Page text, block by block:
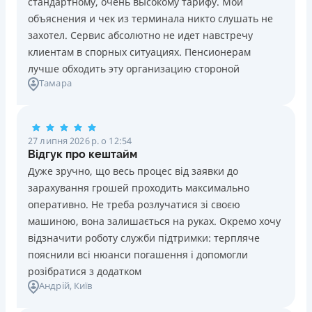
Ліцензія НБУ №10
Вся інформація про кредит
Знижена процентна ставка 0,01% в день для нових
клієнтів на період від 3 до 30 днів (після цього діє
стандартна ставка 1%)
Запитуються лише дані паспорта, ІПН, номер
банківської картки й телефону
Оформляються кредити онлайн 24/7. Розглядаються
кредитною історією
Переказуються гроші на банківську картку відразу
після підписання електронного договору про надання
кредиту
Даруються знижки до -99% постійним клієнтам на
майбутні кредити згідно з програмою лояльності
Програма лояльності для постійних клієнтів
Цілодобова підтримка в Viber, Telegram, Facebook
Недоліки
Нема кредиту для юросіб (ФОП)
объяснения и чек из терминала никто слушать не
захотел. Сервис абсолютно не идет навстречу
клиентам в спорных ситуациях. Пенсионерам
лучше обходить эту организацию стороной
Тамара
27 липня 2026 р. о 12:54
Відгук про кештайм
Дуже зручно, що весь процес від заявки до
зарахування грошей проходить максимально
оперативно. Не треба розлучатися зі своєю
машиною, вона залишається на руках. Окремо хочу
відзначити роботу служби підтримки: терпляче
пояснили всі нюанси погашення і допомогли
розібратися з додатком
Андрій, Київ